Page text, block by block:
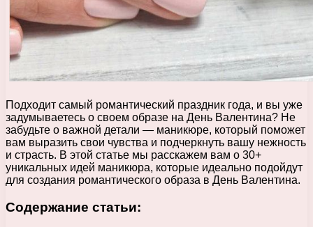
Подходит самый романтический праздник года, и вы уже
задумываетесь о своем образе на День Валентина? Не
забудьте о важной детали — маникюре, который поможет
вам выразить свои чувства и подчеркнуть вашу нежность
и страсть. В этой статье мы расскажем вам о 30+
уникальных идей маникюра, которые идеально подойдут
для создания романтического образа в День Валентина.
Содержание статьи: